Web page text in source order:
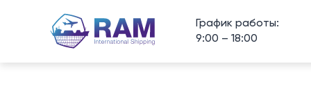
График работы:
9:00 – 18:00